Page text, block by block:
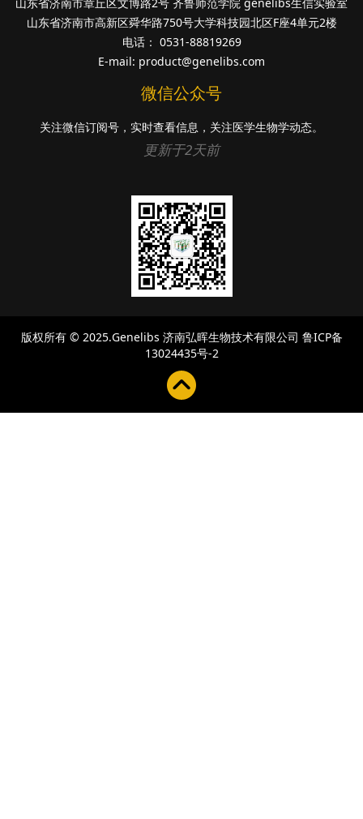
山东省济南市高新区舜华路750号大学科技园北区F座4单元2楼
电话： 0531-88819269
E-mail: product@genelibs.com
微信公众号
关注微信订阅号，实时查看信息，关注医学生物学动态。
更新于2天前
版权所有 © 2025.Genelibs 济南弘晖生物技术有限公司 鲁ICP备
13024435号-2